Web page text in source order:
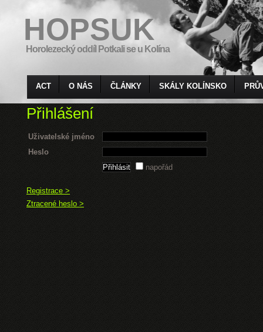
HOPSUK
Horolezecký oddíl Potkali se u Kolína
ACT O NÁS ČLÁNKY SKÁLY KOLÍNSKO
Přihlášení
Uživatelské jméno
Heslo
napořád
Registrace >
Ztracené heslo >